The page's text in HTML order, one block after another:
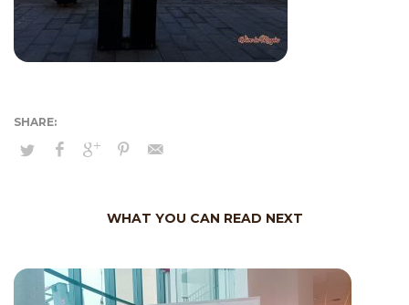
WHAT YOU CAN READ NEXT